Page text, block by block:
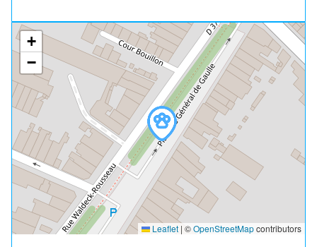
+
−
Leaflet | ©OpenStreetMapcontributors